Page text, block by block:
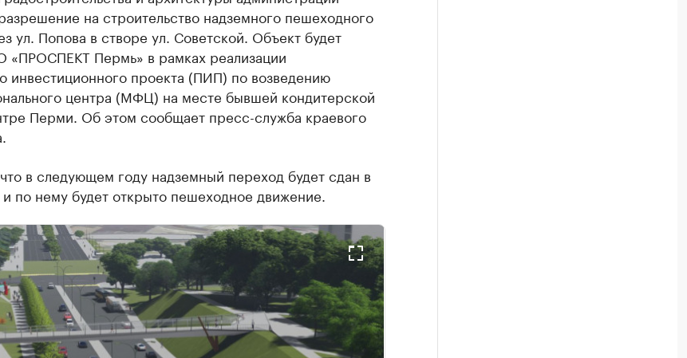
на строительство надземного пешеходного
ул. Попова в створе ул. Советской. Объект будет
«ПРОСПЕКТ Пермь» в рамках реализации
инвестиционного проекта (ПИП) по возведению
центра (МФЦ) на месте бывшей кондитерской
Перми. Об этом сообщает пресс-служба краевого
в следующем году надземный переход будет сдан в
по нему будет открыто пешеходное движение.